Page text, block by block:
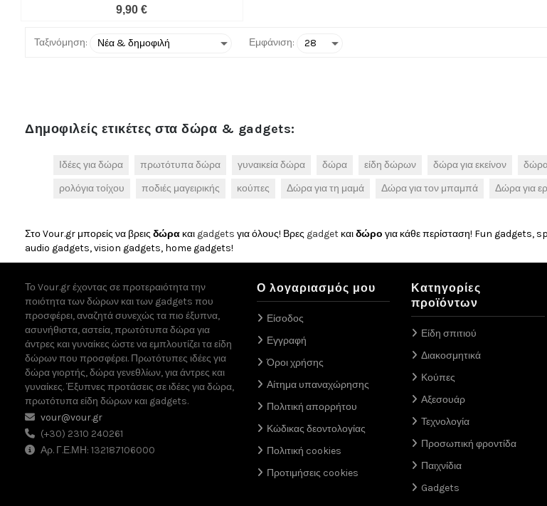
9,90 €
Ταξινόμηση: Εμφάνιση:
Δημοφιλείς ετικέτες στα δώρα & gadgets:
Ιδέες για δώρα πρωτότυπα δώρα γυναικεία δώρα δώρα είδη δώρων δώρα για εκείνον δώρα
ρολόγια τοίχου
ποδιές μαγειρικής κούπες Δώρα για τη μαμά Δώρα για τον μπαμπά Δώρα για
Στο Vour.gr μπορείς να βρειςδώρα και gadgets για όλους! Βρες gadget καιδώρο για κάθε περίσταση! Fun gadgets,
audio gadgets, vision gadgets, home gadgets!
Το Vour.gr έχοντας σε προτεραιότητα την
ποιότητα των δώρων και των gadgets που
προσφέρει, αναζητά συνεχώς τα πιο έξυπνα,
ασυνήθιστα, αστεία, πρωτότυπα δώρα για
άντρες και γυναίκες ώστε να εμπλουτίζει τα είδη
δώρων που προσφέρει. Πρωτότυπες ιδέες για
δώρα γιορτής, δώρα γενεθλίων, για άντρες και
γυναίκες. Έξυπνες προτάσεις σε ιδέες για δώρα,
πρωτότυπα είδη δώρων και gadgets.
vour@vour.gr
(+30) 2310 240261
Αρ. Γ.Ε.ΜΗ: 132187106000
Ο λογαριασμός μου
Είσοδος
Εγγραφή
Όροι χρήσης
Αίτημα υπαναχώρησης
Πολιτική απορρήτου
Κώδικας δεοντολογίας
Πολιτική cookies
Προτιμήσεις cookies
Κατηγορίες
προϊόντων
Είδη σπιτιού
Διακοσμητικά
Κούπες
Αξεσουάρ
Τεχνολογία
Προσωπική φροντίδα
Παιχνίδια
Gadgets